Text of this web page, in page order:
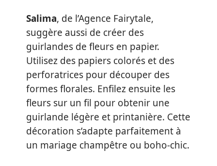
Salima, de l’Agence Fairytale,
suggère aussi de créer des
guirlandes de fleurs en papier.
Utilisez des papiers colorés et des
perforatrices pour découper des
formes florales. Enfilez ensuite les
fleurs sur un fil pour obtenir une
guirlande légère et printanière. Cette
décoration s’adapte parfaitement à
un mariage champêtre ou boho-chic.